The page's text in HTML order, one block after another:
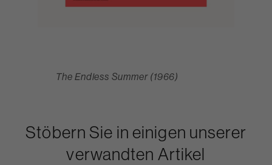
The Endless Summer (1966)
Stöbern Sie in einigen unserer
verwandten Artikel